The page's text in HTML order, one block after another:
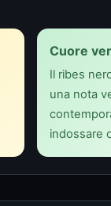
Cuore
Il ribes
una nota
indossare